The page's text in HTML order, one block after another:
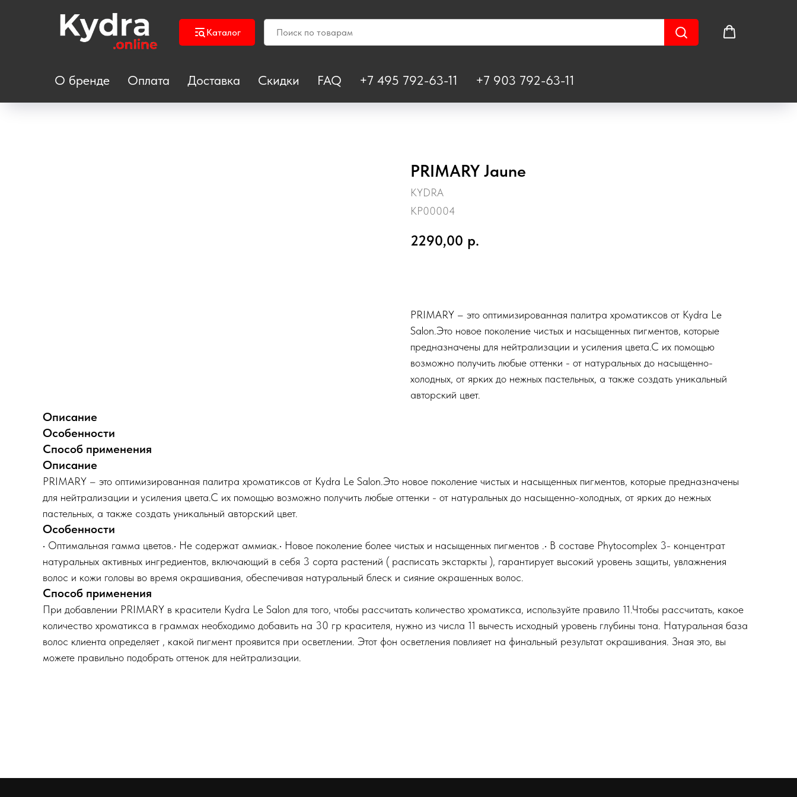
Каталог
О бренде Оплата Доставка Скидки FAQ +7 495 792-63-11 +7 903 792-63-11
PRIMARY Jaune
KYDRA
KP00004
2290,00 р.
PRIMARY – это оптимизированная палитра хроматиксов от Kydra Le
Salon.Это новое поколение чистых и насыщенных пигментов, которые
предназначены для нейтрализации и усиления цвета.С их помощью
возможно получить любые оттенки - от натуральных до насыщенно-
холодных, от ярких до нежных пастельных, а также создать уникальный
авторский цвет.
Описание
Особенности
Способ применения
Описание
PRIMARY – это оптимизированная палитра хроматиксов от Kydra Le Salon.Это новое поколение чистых и насыщенных пигментов, которые предназначены
для нейтрализации и усиления цвета.С их помощью возможно получить любые оттенки - от натуральных до насыщенно-холодных, от ярких до нежных
пастельных, а также создать уникальный авторский цвет.
Особенности
• Оптимальная гамма цветов.• Не содержат аммиак.• Новое поколение более чистых и насыщенных пигментов .• В составе Phytocomplex 3- концентрат
натуральных активных ингредиентов, включающий в себя 3 сорта растений ( расписать экстаркты ), гарантирует высокий уровень защиты, увлажнения
волос и кожи головы во время окрашивания, обеспечивая натуральный блеск и сияние окрашенных волос.
Способ применения
При добавлении PRIMARY в красители Kydra Le Salon для того, чтобы рассчитать количество хроматикса, используйте правило 11.Чтобы расcчитать, какое
количество хроматикса в граммах необходимо добавить на 30 гр красителя, нужно из числа 11 вычесть исходный уровень глубины тона. Натуральная база
волос клиента определяет , какой пигмент проявится при осветлении. Этот фон осветления повлияет на финальный результат окрашивания. Зная это, вы
можете правильно подобрать оттенок для нейтрализации.